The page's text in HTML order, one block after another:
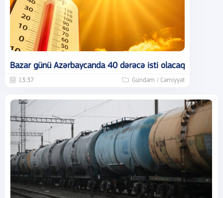
Bazar günü Azərbaycanda 40 dərəcə isti olacaq
13:37 Gündəm / Cəmiyyət